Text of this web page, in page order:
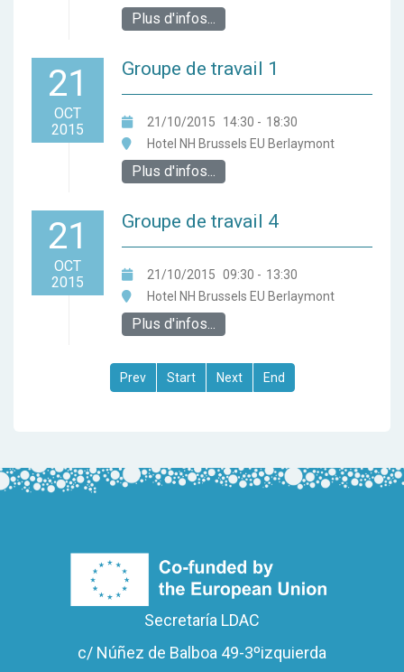
Plus d'infos...
21
OCT
2015
Groupe de travail 1
21/10/2015 14:30 - 18:30
Hotel NH Brussels EU Berlaymont
Plus d'infos...
21
OCT
2015
Groupe de travail 4
21/10/2015 09:30 - 13:30
Hotel NH Brussels EU Berlaymont
Plus d'infos...
Secretaría LDAC
c/ Núñez de Balboa 49-3ºizquierda